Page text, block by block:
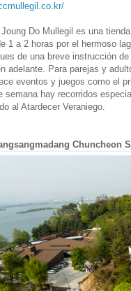
Do Mullegil es una
1 a 2 horas por el hermoso
de una breve instrucción
adelante. Para parejas y
eventos y juegos como el
semana hay recorridos
al Atardecer Veraniego.
Chuncheon